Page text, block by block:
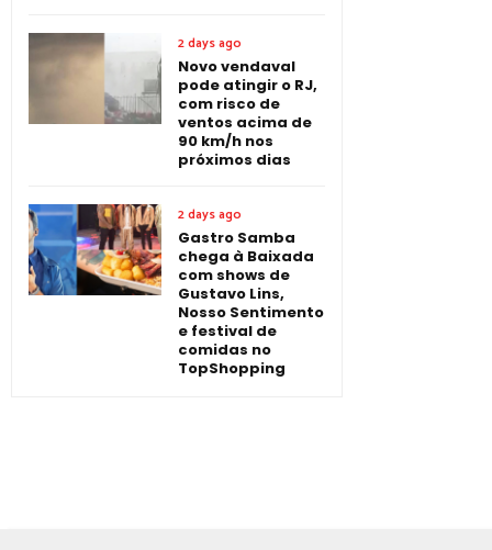
2 days ago
Novo vendaval
pode atingir o RJ,
com risco de
ventos acima de
90 km/h nos
próximos dias
2 days ago
Gastro Samba
chega à Baixada
com shows de
Gustavo Lins,
Nosso Sentimento
e festival de
comidas no
TopShopping